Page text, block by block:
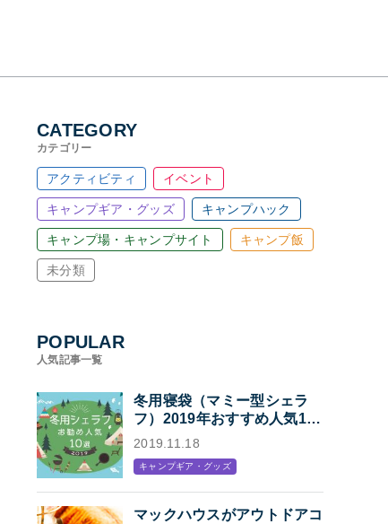
CATEGORY
カテゴリー
アクティビティ イベント
キャンプギア・グッズ キャンプハック
キャンプ場・キャンプサイト キャンプ飯
未分類
POPULAR
人気記事一覧
冬用寝袋（マミー型シェラ
フ）2019年おすすめ人気10
選「冬キャンプの寝袋はマミ
2019.11.18
キャンプギア・グッズ
マックハウスがアウトドアコ